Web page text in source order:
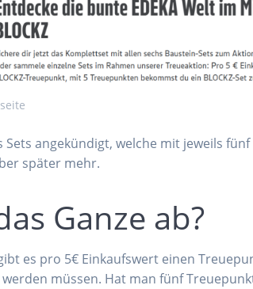
Sets angekündigt, welche mit jeweils
später mehr.
Ganze ab?
es pro 5€ Einkaufswert einen
müssen. Hat man fünf